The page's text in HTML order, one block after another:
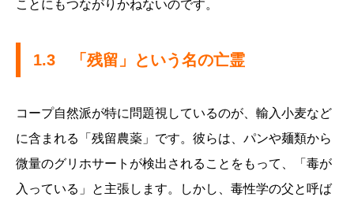
ことにもつながりかねないのです。
1.3 「残留」という名の亡霊
コープ自然派が特に問題視しているのが、輸入小麦など
に含まれる「残留農薬」です。彼らは、パンや麺類から
微量のグリホサートが検出されることをもって、「毒が
入っている」と主張します。しかし、毒性学の父と呼ば